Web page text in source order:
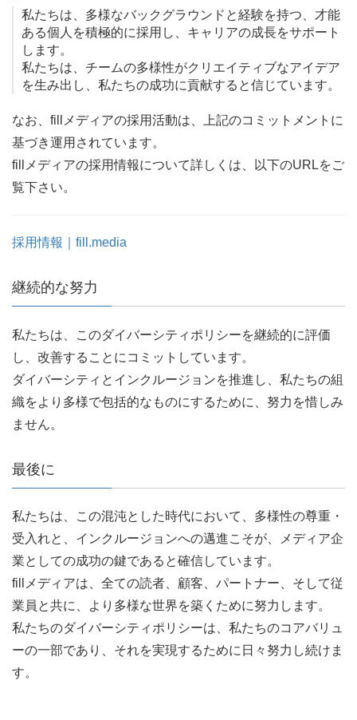
私たちは、多様なバックグラウンドと経験を持つ、才能
ある個人を積極的に採用し、キャリアの成長をサポート
します。
私たちは、チームの多様性がクリエイティブなアイデア
を生み出し、私たちの成功に貢献すると信じています。
なお、fillメディアの採用活動は、上記のコミットメントに
基づき運用されています。
fillメディアの採用情報について詳しくは、以下のURLをご
覧下さい。
採用情報｜fill.media
継続的な努力
私たちは、このダイバーシティポリシーを継続的に評価
し、改善することにコミットしています。
ダイバーシティとインクルージョンを推進し、私たちの組
織をより多様で包括的なものにするために、努力を惜しみ
ません。
最後に
私たちは、この混沌とした時代において、多様性の尊重・
受入れと、インクルージョンへの邁進こそが、メディア企
業としての成功の鍵であると確信しています。
fillメディアは、全ての読者、顧客、パートナー、そして従
業員と共に、より多様な世界を築くために努力します。
私たちのダイバーシティポリシーは、私たちのコアバリュ
ーの一部であり、それを実現するために日々努力し続けま
す。